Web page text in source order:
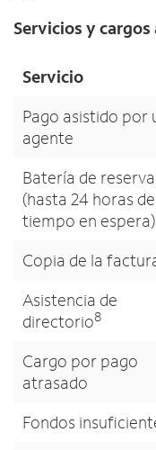
Servicios y cargos
Servicio
Pago asistido por
agente
Batería de reserva
(hasta 24 horas de
tiempo en espera)
Copia de la
Asistencia de
directorio8
Cargo por pago
atrasado
Fondos